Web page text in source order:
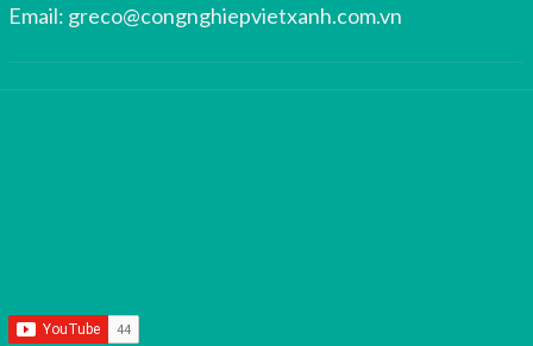
Email: greco@congnghiepvietxanh.com.vn